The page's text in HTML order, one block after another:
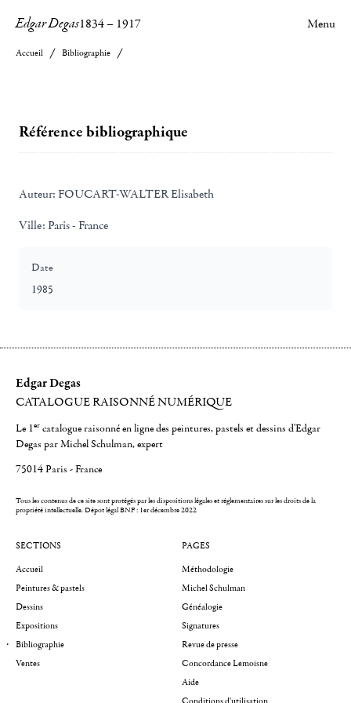
Edgar Degas1834– 1917 Menu
Accueil Bibliographie
Référence bibliographique
Auteur: FOUCART-WALTER Elisabeth
Ville: Paris - France
Date
1985
Edgar Degas
CATALOGUE RAISONNÉ NUMÉRIQUE
Le 1er catalogue raisonné en ligne des peintures, pastels et dessins d'Edgar
Degas par Michel Schulman, expert
75014 Paris - France
Tous les contenus de ce site sont protégés par les dispositions légales et réglementaires sur les droits de la
propriété intellectuelle.Dépot légal BNF : 1er décembre 2022
SECTIONS
Accueil
Peintures & pastels
Dessins
Expositions
Bibliographie
Ventes
PAGES
Méthodologie
Michel Schulman
Généalogie
Signatures
Revue de presse
Concordance Lemoisne
Aide